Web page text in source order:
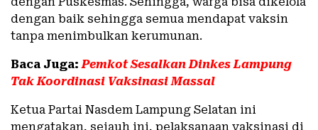
dengan baik sehingga semua mendapat vaksin
tanpa menimbulkan kerumunan.
Baca Juga:Pemkot Sesalkan Dinkes Lampung
Tak Koordinasi Vaksinasi Massal
Ketua Partai Nasdem Lampung Selatan ini
mengatakan, sejauh ini, pelaksanaan vaksinasi di